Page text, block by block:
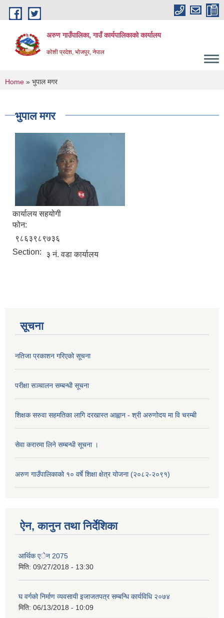
Skip to main content
अरुण गाउँपालिका, गाउँ कार्यपालिकाको कार्यालय
कोशी प्रदेश, भोजपुर, नेपाल
You are here
Home » भुपाल मगर
भुपाल मगर
कार्यालय सहयोगी
फोन:
९८६३९८९७३६
Section:
३ नं. वडा कार्यालय
सूचना
नतिजा प्रकाशन गरिएको सूचना
परीक्षा सञ्चालन सम्बन्धी सूचना
शिक्षक सरुवा सहमतिका लागि दरखास्त आह्वान - श्री अरुणोदय मा वि चरम्बी
सेवा करारमा लिने सम्बन्धी सूचना ।
अरुण गाउँपालिकाको १० वर्षे शिक्षा क्षेत्र योजना (२०८२-२०९१)
ऐन, कानुन तथा निर्देशिका
आर्थिक एेन 2075
मिति: 09/27/2018 - 13:30
घ वर्गको निर्माण व्यवसायी इजाजतपत्र सम्बन्धि कार्यविधि २०७४
मिति: 06/13/2018 - 10:09